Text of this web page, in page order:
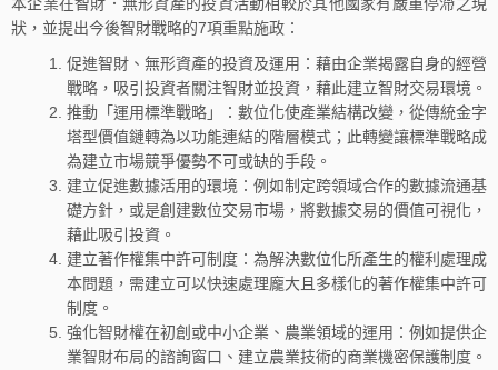
狀，並提出今後智財戰略的7項重點施政：
促進智財、無形資產的投資及運用：藉由企業揭露自身的經營
戰略，吸引投資者關注智財並投資，藉此建立智財交易環境。
推動「運用標準戰略」：數位化使產業結構改變，從傳統金字
塔型價值鏈轉為以功能連結的階層模式；此轉變讓標準戰略成
為建立市場競爭優勢不可或缺的手段。
建立促進數據活用的環境：例如制定跨領域合作的數據流通基
礎方針，或是創建數位交易市場，將數據交易的價值可視化，
藉此吸引投資。
建立著作權集中許可制度：為解決數位化所產生的權利處理成
本問題，需建立可以快速處理龐大且多樣化的著作權集中許可
制度。
強化智財權在初創或中小企業、農業領域的運用：例如提供企
業智財布局的諮詢窗口、建立農業技術的商業機密保護制度。